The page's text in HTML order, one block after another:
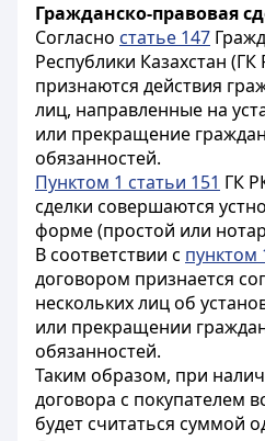
Гражданско-правовая
Согласно статье 147
Республики Казахстан (ГК
признаются действия
лиц, направленные на
или прекращение
обязанностей.
Пунктом 1 статьи 151 ГК
сделки совершаются
форме (простой или
В соответствии с пунктом
договором признается
нескольких лиц об
или прекращении
обязанностей.
Таким образом, при
договора с покупателем
будет считаться суммой